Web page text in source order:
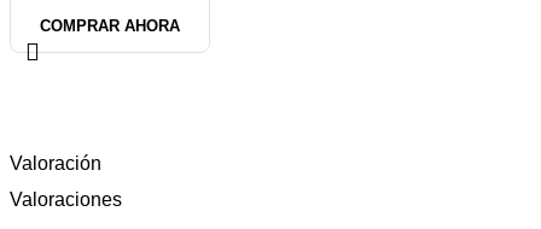
COMPRAR AHORA
Valoración
Valoraciones